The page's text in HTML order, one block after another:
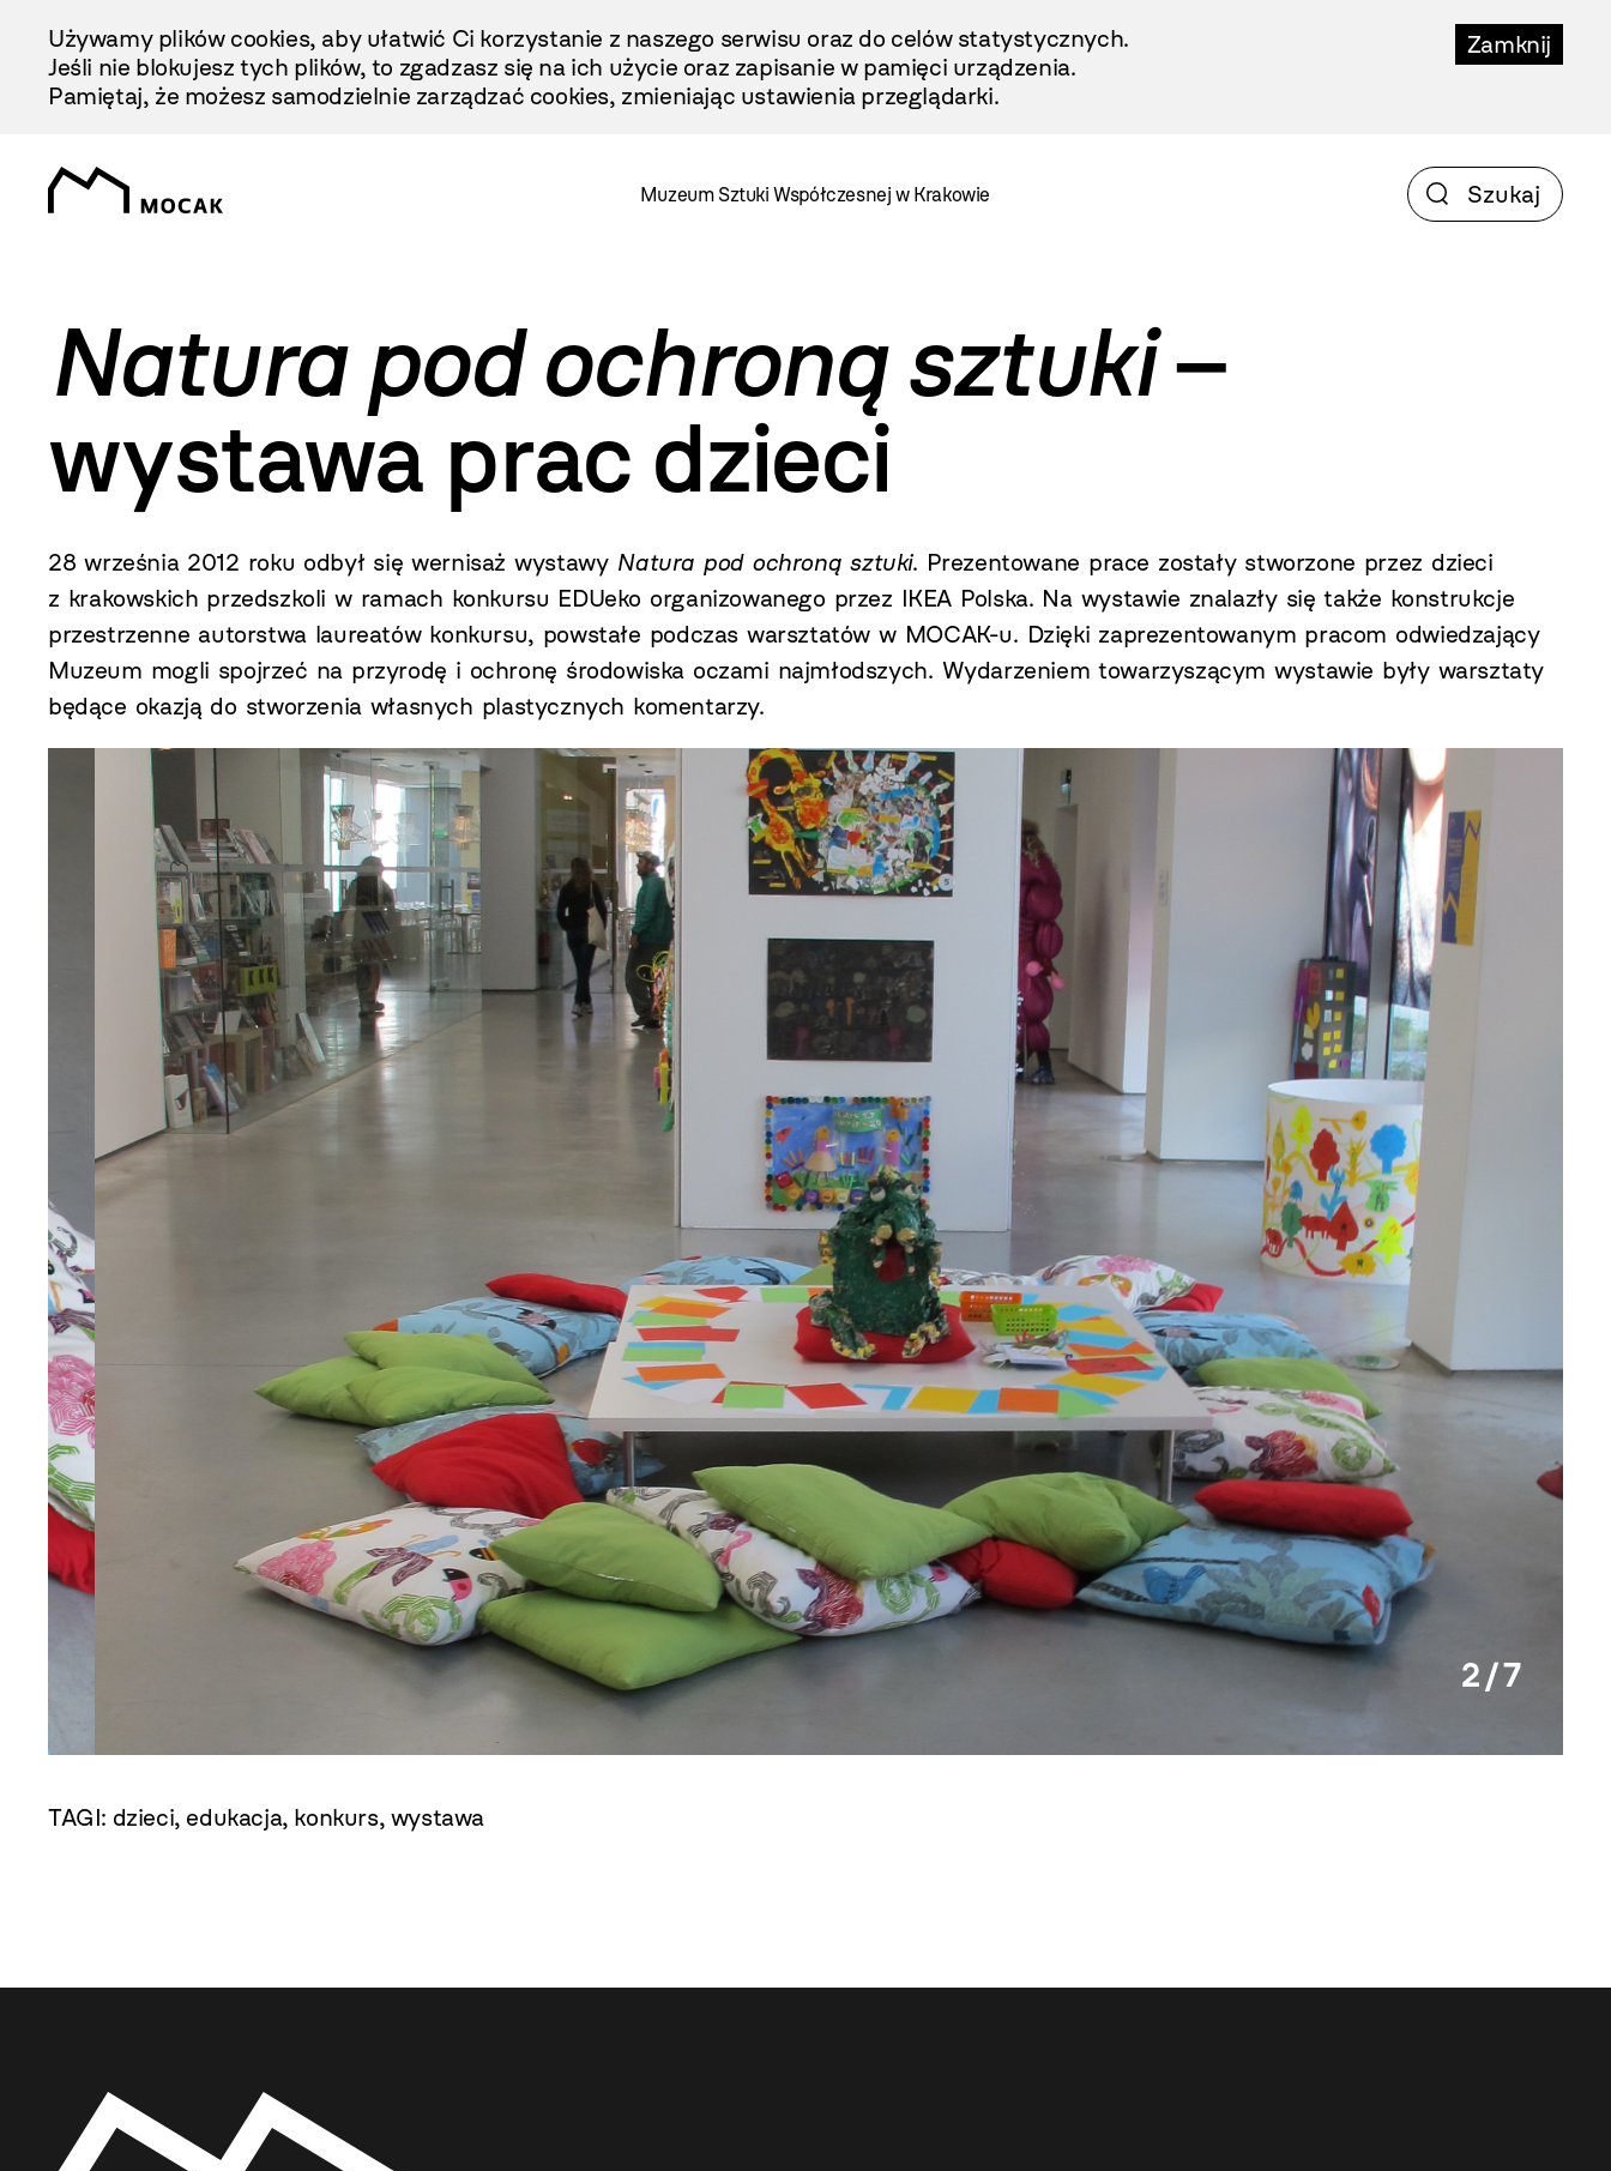
Treści
Zamknij
Używamy plików cookies, aby ułatwić Ci korzystanie z naszego serwisu oraz do celów statystycznych.
Jeśli nie blokujesz tych plików, to zgadzasz się na ich użycie oraz zapisanie w pamięci urządzenia.
Pamiętaj, że możesz samodzielnie zarządzać cookies, zmieniając ustawienia przeglądarki.
Muzeum Sztuki Współczesnej w Krakowie
Natura pod ochroną sztuki–
wystawa prac dzieci
28 września 2012 roku odbył się wernisaż wystawy Natura pod ochroną sztuki. Prezentowane prace zostały stworzone przez dzieci
z krakowskich przedszkoli w ramach konkursu EDUeko organizowanego przez IKEA Polska. Na wystawie znalazły się także konstrukcje
przestrzenne autorstwa laureatów konkursu, powstałe podczas warsztatów w MOCAK-u. Dzięki zaprezentowanym pracom odwiedzający
Muzeum mogli spojrzeć na przyrodę i ochronę środowiska oczami najmłodszych. Wydarzeniem towarzyszącym wystawie były warsztaty
będące okazją do stworzenia własnych plastycznych komentarzy.
2 / 7
TAGI: dzieci, edukacja, konkurs, wystawa